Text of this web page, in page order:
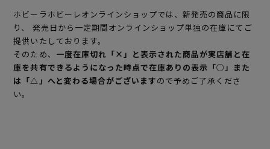
ホビーラホビーレオンラインショップでは、新発売の商品に限
り、 発売日から一定期間オンラインショップ単独の在庫にてご
提供いたしております。
そのため、 一度在庫切れ「×」と表示された商品が実店舗と在
庫を共有できるようになった時点で在庫ありの表示「○」また
は「△」へと変わる場合がございますので予めご了承くださ
い。